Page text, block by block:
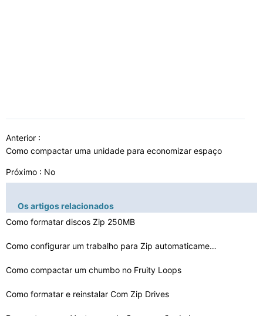
Anterior :
Como compactar uma unidade para economizar espaço
Próximo : No
Os artigos relacionados
Como formatar discos Zip 250MB
Como configurar um trabalho para Zip automaticamente ar…
Como compactar um chumbo no Fruity Loops
Como formatar e reinstalar Com Zip Drives